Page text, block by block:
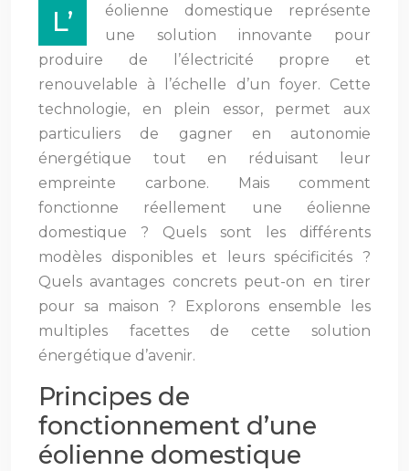
L’
éolienne domestique représente
une solution innovante pour
produire de l’électricité propre et
renouvelable à l’échelle d’un foyer. Cette
technologie, en plein essor, permet aux
particuliers de gagner en autonomie
énergétique tout en réduisant leur
empreinte carbone. Mais comment
fonctionne réellement une éolienne
domestique ? Quels sont les différents
modèles disponibles et leurs spécificités ?
Quels avantages concrets peut-on en tirer
pour sa maison ? Explorons ensemble les
multiples facettes de cette solution
énergétique d’avenir.
Principes de
fonctionnement d’une
éolienne domestique